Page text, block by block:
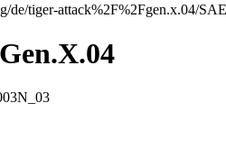
de/tiger-attack%2F%2Fgen.x.04/